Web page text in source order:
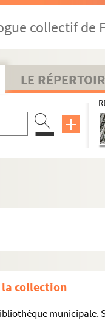
collectif de
LE
collection
municipale.